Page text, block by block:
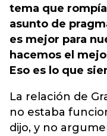
tema que
asunto de
es mejor para
hacemos el
Eso es lo que
La relación de
no estaba
dijo, y no